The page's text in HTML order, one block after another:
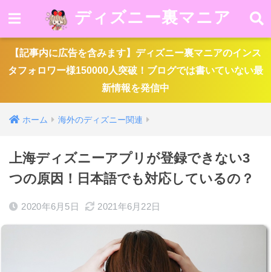
ディズニー裏マニア
【記事内に広告を含みます】ディズニー裏マニアのインス
タフォロワー様150000人突破！ブログでは書いていない最
新情報を発信中
ホーム 海外のディズニー関連
上海ディズニーアプリが登録できない3
つの原因！日本語でも対応しているの？
2020年6月5日 2021年6月22日